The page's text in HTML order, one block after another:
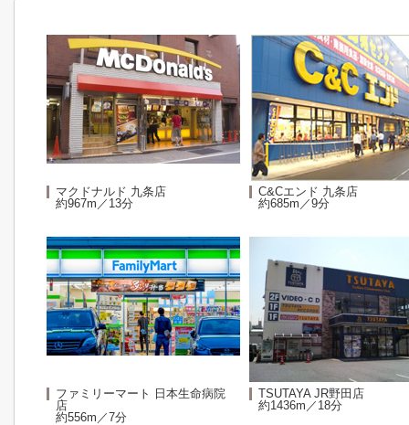
マクドナルド 九条店
約967m／13分
C&Cエンド 九条店
約685m／9分
ファミリーマート 日本生命病院
店
約556m／7分
TSUTAYA JR野田店
約1436m／18分